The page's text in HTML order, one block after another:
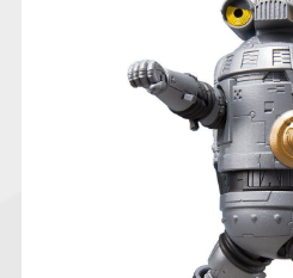
プリキュア
ガンダムシ
チョコサ
にふぉるめ
＆スクエア